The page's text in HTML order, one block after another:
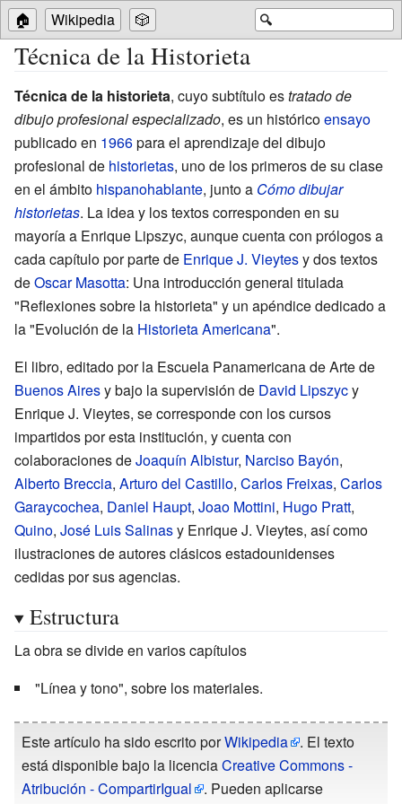
🔍
🏠 Wikipedia 🎲
Técnica de la Historieta
Técnica de la historieta, cuyo subtítulo estratado de
dibujo profesional especializado, es un históricoensayo
publicado en 1966para el aprendizaje del dibujo
profesional de historietas, uno de los primeros de su clase
en el ámbito hispanohablante, junto a Cómo dibujar
historietas. La idea y los textos corresponden en su
mayoría a Enrique Lipszyc, aunque cuenta con prólogos a
cada capítulo por parte de Enrique J. Vieytesy dos textos
deOscar Masotta: Una introducción general titulada
"Reflexiones sobre la historieta" y un apéndice dedicado a
la "Evolución de la Historieta Americana".
El libro, editado por la Escuela Panamericana de Artede
Buenos Airesy bajo la supervisión de David Lipszycy
Enrique J. Vieytes, se corresponde con los cursos
impartidos por esta institución, y cuenta con
colaboraciones deJoaquín Albistur, Narciso Bayón,
Alberto Breccia, Arturo del Castillo, Carlos Freixas, Carlos
Garaycochea, Daniel Haupt, Joao Mottini, Hugo Pratt,
Quino, José Luis Salinasy Enrique J. Vieytes, así como
ilustraciones de autores clásicos estadounidenses
cedidas por sus agencias.
Estructura
La obra se divide en varios capítulos
"Línea y tono", sobre los materiales.
Este artículo ha sido escrito porWikipedia
. El texto
está disponible bajo la licenciaCreative Commons -
Atribución - CompartirIgual
. Pueden aplicarse